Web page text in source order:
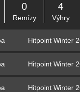
0
Remízy
4
Výhry
Hitpoint Winter
Hitpoint Winter
Hitpoint Winter